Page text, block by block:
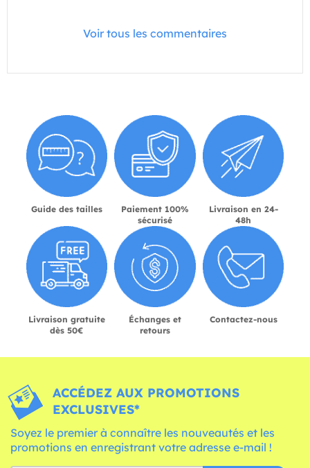
Voir tous les commentaires
Guide des tailles
Paiement 100%
sécurisé
Livraison en 24-
48h
Livraison gratuite
dès 50€
Échanges et
retours
Contactez-nous
ACCÉDEZ AUX PROMOTIONS
EXCLUSIVES*
Soyez le premier à connaître les nouveautés et les
promotions en enregistrant votre adresse e-mail !